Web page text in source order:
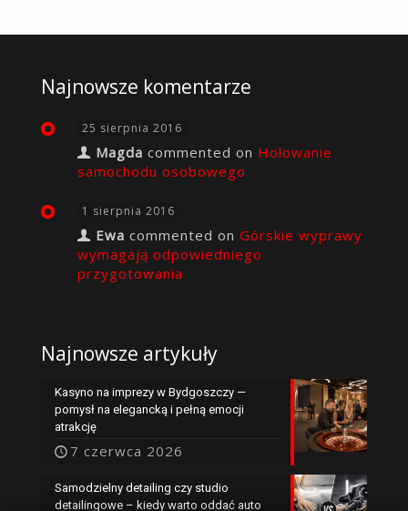
Najnowsze komentarze
25 sierpnia 2016
Magda commented on Holowanie
samochodu osobowego
1 sierpnia 2016
Ewa commented on Górskie wyprawy
wymagają odpowiedniego
przygotowania
Najnowsze artykuły
Kasyno na imprezy w Bydgoszczy —
pomysł na elegancką i pełną emocji
atrakcję
7 czerwca 2026
Samodzielny detailing czy studio
detailingowe – kiedy warto oddać auto